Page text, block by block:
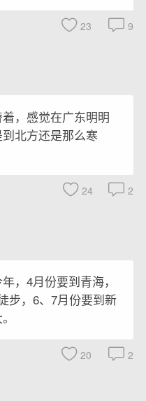
23 9
，感觉在广东明明
北方还是那么寒
24 2
，4月份要到青海，
步，6、7月份要到新
20 2